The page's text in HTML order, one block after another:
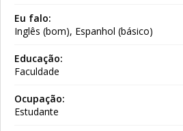
Eu falo:
Inglês (bom), Espanhol (básico)
Educação:
Faculdade
Ocupação:
Estudante